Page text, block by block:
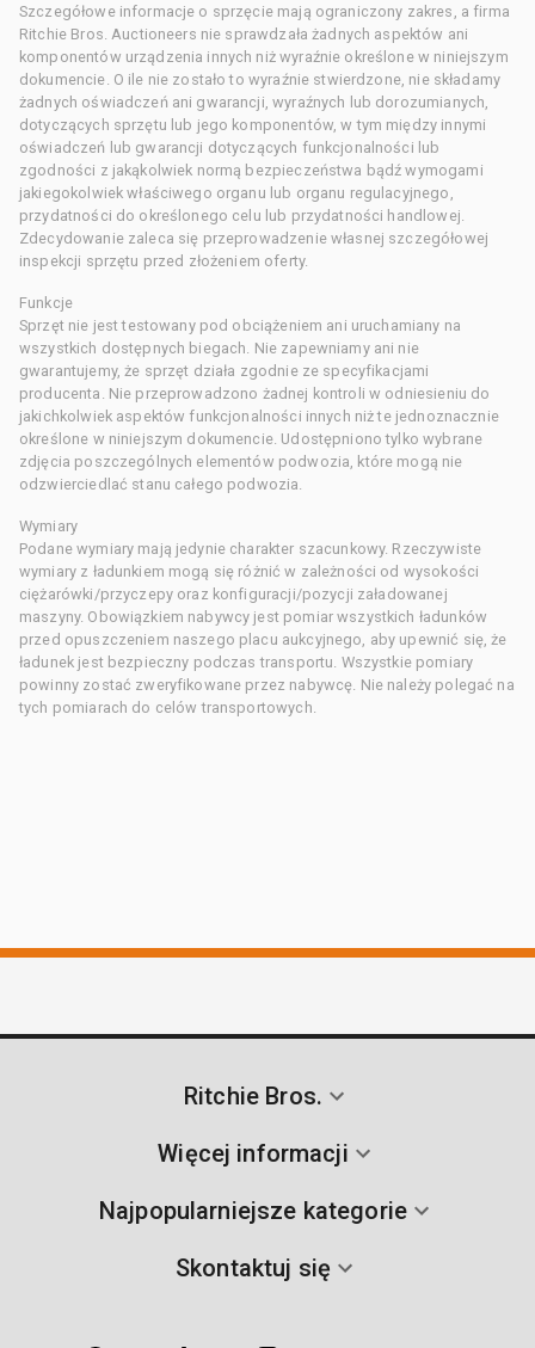
Szczegółowe informacje o sprzęcie mają ograniczony zakres, a firma
Ritchie Bros. Auctioneers nie sprawdzała żadnych aspektów ani
komponentów urządzenia innych niż wyraźnie określone w niniejszym
dokumencie. O ile nie zostało to wyraźnie stwierdzone, nie składamy
żadnych oświadczeń ani gwarancji, wyraźnych lub dorozumianych,
dotyczących sprzętu lub jego komponentów, w tym między innymi
oświadczeń lub gwarancji dotyczących funkcjonalności lub
zgodności z jakąkolwiek normą bezpieczeństwa bądź wymogami
jakiegokolwiek właściwego organu lub organu regulacyjnego,
przydatności do określonego celu lub przydatności handlowej.
Zdecydowanie zaleca się przeprowadzenie własnej szczegółowej
inspekcji sprzętu przed złożeniem oferty.
Funkcje
Sprzęt nie jest testowany pod obciążeniem ani uruchamiany na
wszystkich dostępnych biegach. Nie zapewniamy ani nie
gwarantujemy, że sprzęt działa zgodnie ze specyfikacjami
producenta. Nie przeprowadzono żadnej kontroli w odniesieniu do
jakichkolwiek aspektów funkcjonalności innych niż te jednoznacznie
określone w niniejszym dokumencie. Udostępniono tylko wybrane
zdjęcia poszczególnych elementów podwozia, które mogą nie
odzwierciedlać stanu całego podwozia.
Wymiary
Podane wymiary mają jedynie charakter szacunkowy. Rzeczywiste
wymiary z ładunkiem mogą się różnić w zależności od wysokości
ciężarówki/przyczepy oraz konfiguracji/pozycji załadowanej
maszyny. Obowiązkiem nabywcy jest pomiar wszystkich ładunków
przed opuszczeniem naszego placu aukcyjnego, aby upewnić się, że
ładunek jest bezpieczny podczas transportu. Wszystkie pomiary
powinny zostać zweryfikowane przez nabywcę. Nie należy polegać na
tych pomiarach do celów transportowych.
Ritchie Bros.
Więcej informacji
Najpopularniejsze kategorie
Skontaktuj się